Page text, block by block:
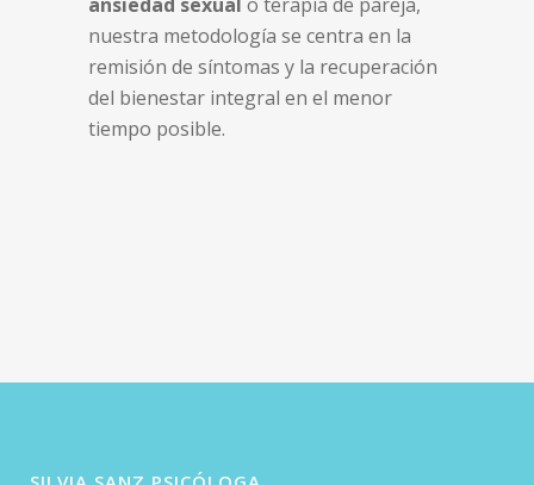
nuestra metodología se centra en la
remisión de síntomas y la recuperación
del bienestar integral en el menor
tiempo posible.